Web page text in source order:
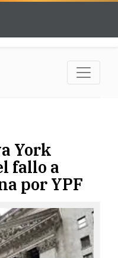
York
fallo a
por YPF